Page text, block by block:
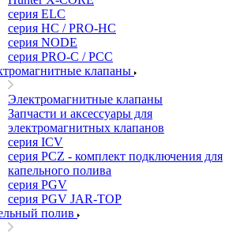
серия ELC
серия HC / PRO-HC
серия NODE
серия PRO-C / PCC
клапаны
Электромагнитные клапаны
Запчасти и аксессуары для
электромагнитных клапанов
серия ICV
серия PCZ - комплект подключения для
капельного полива
серия PGV
серия PGV JAR-TOP
полив